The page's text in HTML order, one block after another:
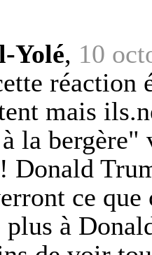
Yolé, 10
réaction
mais
la bergère"
Donald
ce
à